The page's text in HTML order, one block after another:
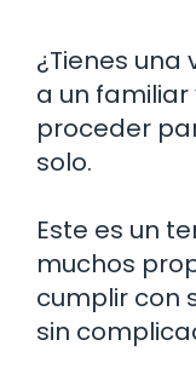
¿Tienes una
a un
proceder
solo.
Este es un
muchos
cumplir con
sin